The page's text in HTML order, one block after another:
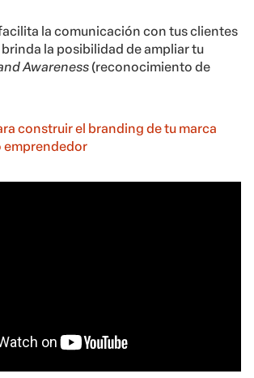
la comunicación con tus clientes
la posibilidad de ampliar tu
Awareness (reconocimiento de
construir el branding de tu marca
emprendedor